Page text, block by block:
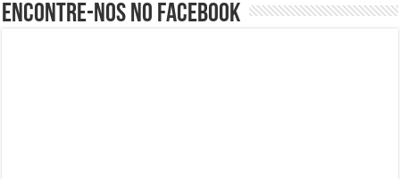
Encontre-nos no Facebook